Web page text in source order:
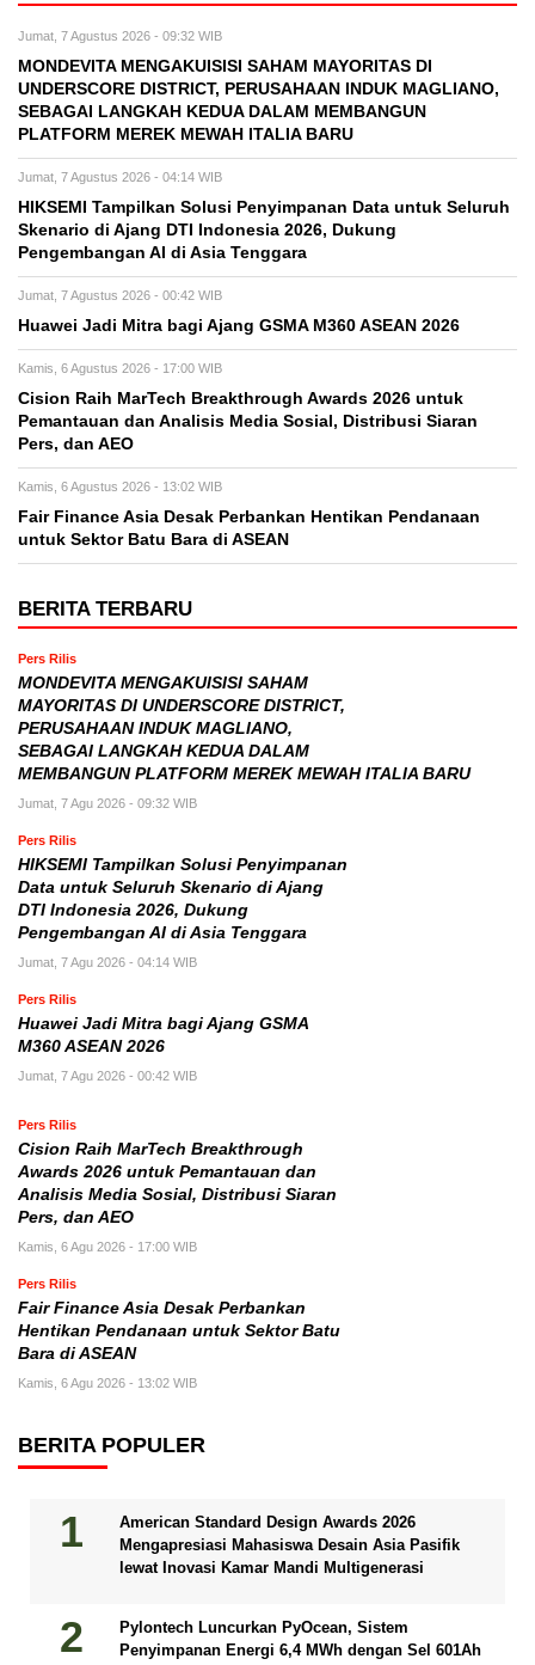
Jumat, 7 Agustus 2026 - 09:32 WIB
MONDEVITA MENGAKUISISI SAHAM MAYORITAS DI
UNDERSCORE DISTRICT, PERUSAHAAN INDUK MAGLIANO,
SEBAGAI LANGKAH KEDUA DALAM MEMBANGUN
PLATFORM MEREK MEWAH ITALIA BARU
Jumat, 7 Agustus 2026 - 04:14 WIB
HIKSEMI Tampilkan Solusi Penyimpanan Data untuk Seluruh
Skenario di Ajang DTI Indonesia 2026, Dukung
Pengembangan AI di Asia Tenggara
Jumat, 7 Agustus 2026 - 00:42 WIB
Huawei Jadi Mitra bagi Ajang GSMA M360 ASEAN 2026
Kamis, 6 Agustus 2026 - 17:00 WIB
Cision Raih MarTech Breakthrough Awards 2026 untuk
Pemantauan dan Analisis Media Sosial, Distribusi Siaran
Pers, dan AEO
Kamis, 6 Agustus 2026 - 13:02 WIB
Fair Finance Asia Desak Perbankan Hentikan Pendanaan
untuk Sektor Batu Bara di ASEAN
BERITA TERBARU
Pers Rilis
MONDEVITA MENGAKUISISI SAHAM
MAYORITAS DI UNDERSCORE DISTRICT,
PERUSAHAAN INDUK MAGLIANO,
SEBAGAI LANGKAH KEDUA DALAM
MEMBANGUN PLATFORM MEREK MEWAH ITALIA BARU
Jumat, 7 Agu 2026 - 09:32 WIB
Pers Rilis
HIKSEMI Tampilkan Solusi Penyimpanan
Data untuk Seluruh Skenario di Ajang
DTI Indonesia 2026, Dukung
Pengembangan AI di Asia Tenggara
Jumat, 7 Agu 2026 - 04:14 WIB
Pers Rilis
Huawei Jadi Mitra bagi Ajang GSMA
M360 ASEAN 2026
Jumat, 7 Agu 2026 - 00:42 WIB
Pers Rilis
Cision Raih MarTech Breakthrough
Awards 2026 untuk Pemantauan dan
Analisis Media Sosial, Distribusi Siaran
Pers, dan AEO
Kamis, 6 Agu 2026 - 17:00 WIB
Pers Rilis
Fair Finance Asia Desak Perbankan
Hentikan Pendanaan untuk Sektor Batu
Bara di ASEAN
Kamis, 6 Agu 2026 - 13:02 WIB
BERITA POPULER
American Standard Design Awards 2026
Mengapresiasi Mahasiswa Desain Asia Pasifik
lewat Inovasi Kamar Mandi Multigenerasi
Pylontech Luncurkan PyOcean, Sistem
Penyimpanan Energi 6,4 MWh dengan Sel 601Ah